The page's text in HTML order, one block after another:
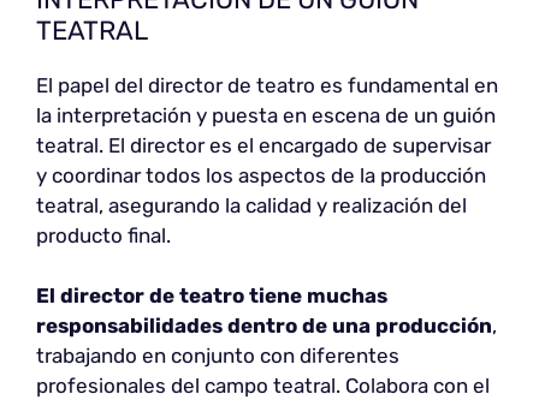
TEATRAL
El papel del director de teatro es fundamental en
la interpretación y puesta en escena de un guión
teatral. El director es el encargado de supervisar
y coordinar todos los aspectos de la producción
teatral, asegurando la calidad y realización del
producto final.
El director de teatro tiene muchas
responsabilidades dentro de una producción,
trabajando en conjunto con diferentes
profesionales del campo teatral. Colabora con el